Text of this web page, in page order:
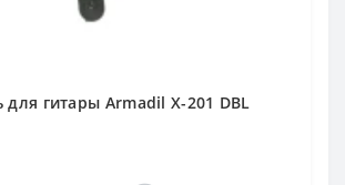
для гитары Armadil X-201 DBL